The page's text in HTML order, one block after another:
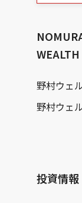
野村ウェ
野村ウェ
投資情報